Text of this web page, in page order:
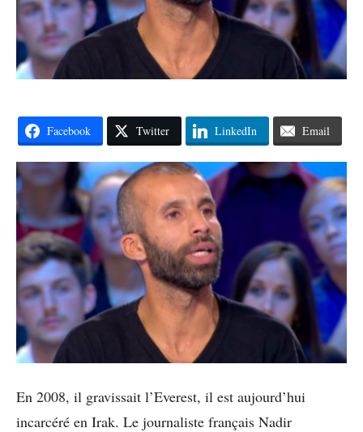
Facebook Twitter LinkedIn Email
En 2008, il gravissait l’Everest, il est aujourd’hui
incarcéré en Irak. Le journaliste français Nadir